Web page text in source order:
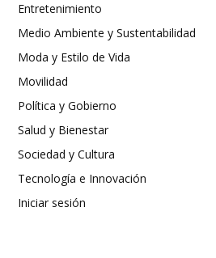
Entretenimiento
Medio Ambiente y Sustentabilidad
Moda y Estilo de Vida
Movilidad
Política y Gobierno
Salud y Bienestar
Sociedad y Cultura
Tecnología e Innovación
Iniciar sesión